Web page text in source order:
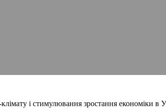
і стимулювання зростання економіки в